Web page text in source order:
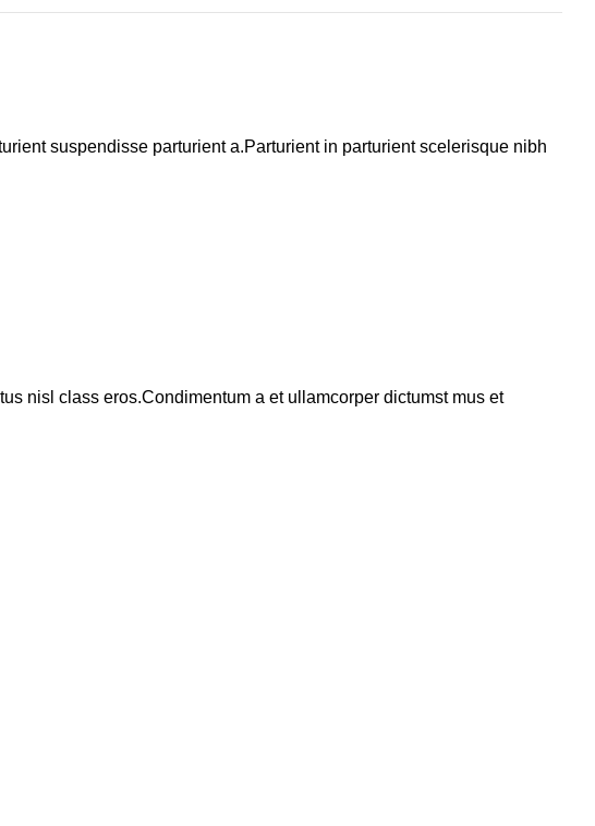
suspendisse parturient a.Parturient in parturient scelerisque nibh
nisl class eros.Condimentum a et ullamcorper dictumst mus et